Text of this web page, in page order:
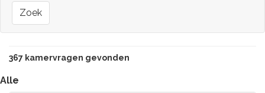
Zoek
367 kamervragen gevonden
Alle